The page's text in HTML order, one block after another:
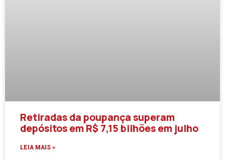
Retiradas da poupança superam
depósitos em R$ 7,15 bilhões em julho
LEIA MAIS »